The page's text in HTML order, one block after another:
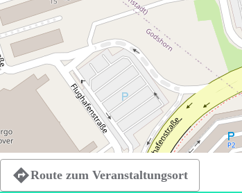
Route zum Veranstaltungsort